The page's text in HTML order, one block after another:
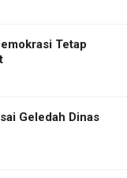
Tetap
Geledah Dinas